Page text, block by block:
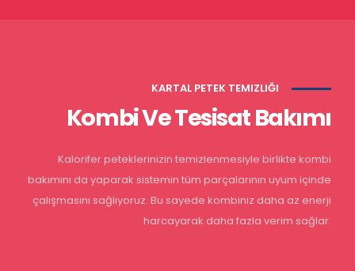
KARTAL PETEK TEMIZLIĞI
Kombi Ve Tesisat Bakımı
Kalorifer peteklerinizin temizlenmesiyle birlikte kombi
bakımını da yaparak sistemin tüm parçalarının uyum içinde
çalışmasını sağlıyoruz. Bu sayede kombiniz daha az enerji
harcayarak daha fazla verim sağlar.